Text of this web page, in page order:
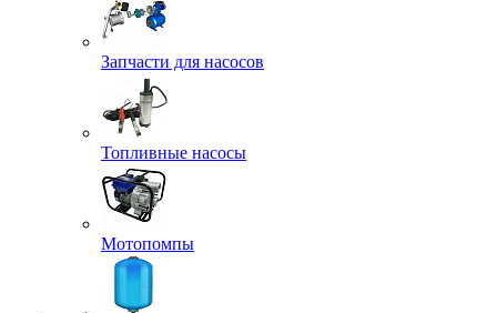
Запчасти для насосов
Топливные насосы
Мотопомпы